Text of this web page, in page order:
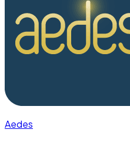
Aedes